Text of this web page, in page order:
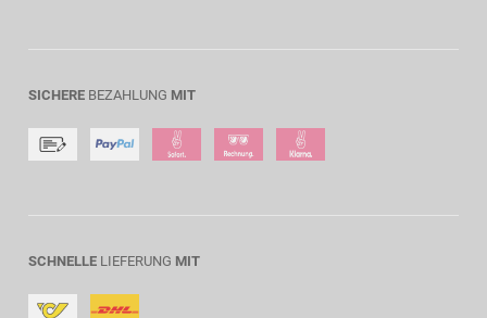
SICHERE BEZAHLUNG MIT
SCHNELLE LIEFERUNG MIT